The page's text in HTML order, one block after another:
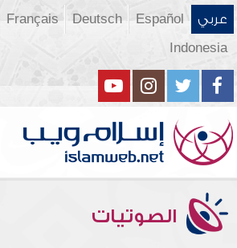
عربي Español
Deutsch
Français
Indonesia
الصوتيات